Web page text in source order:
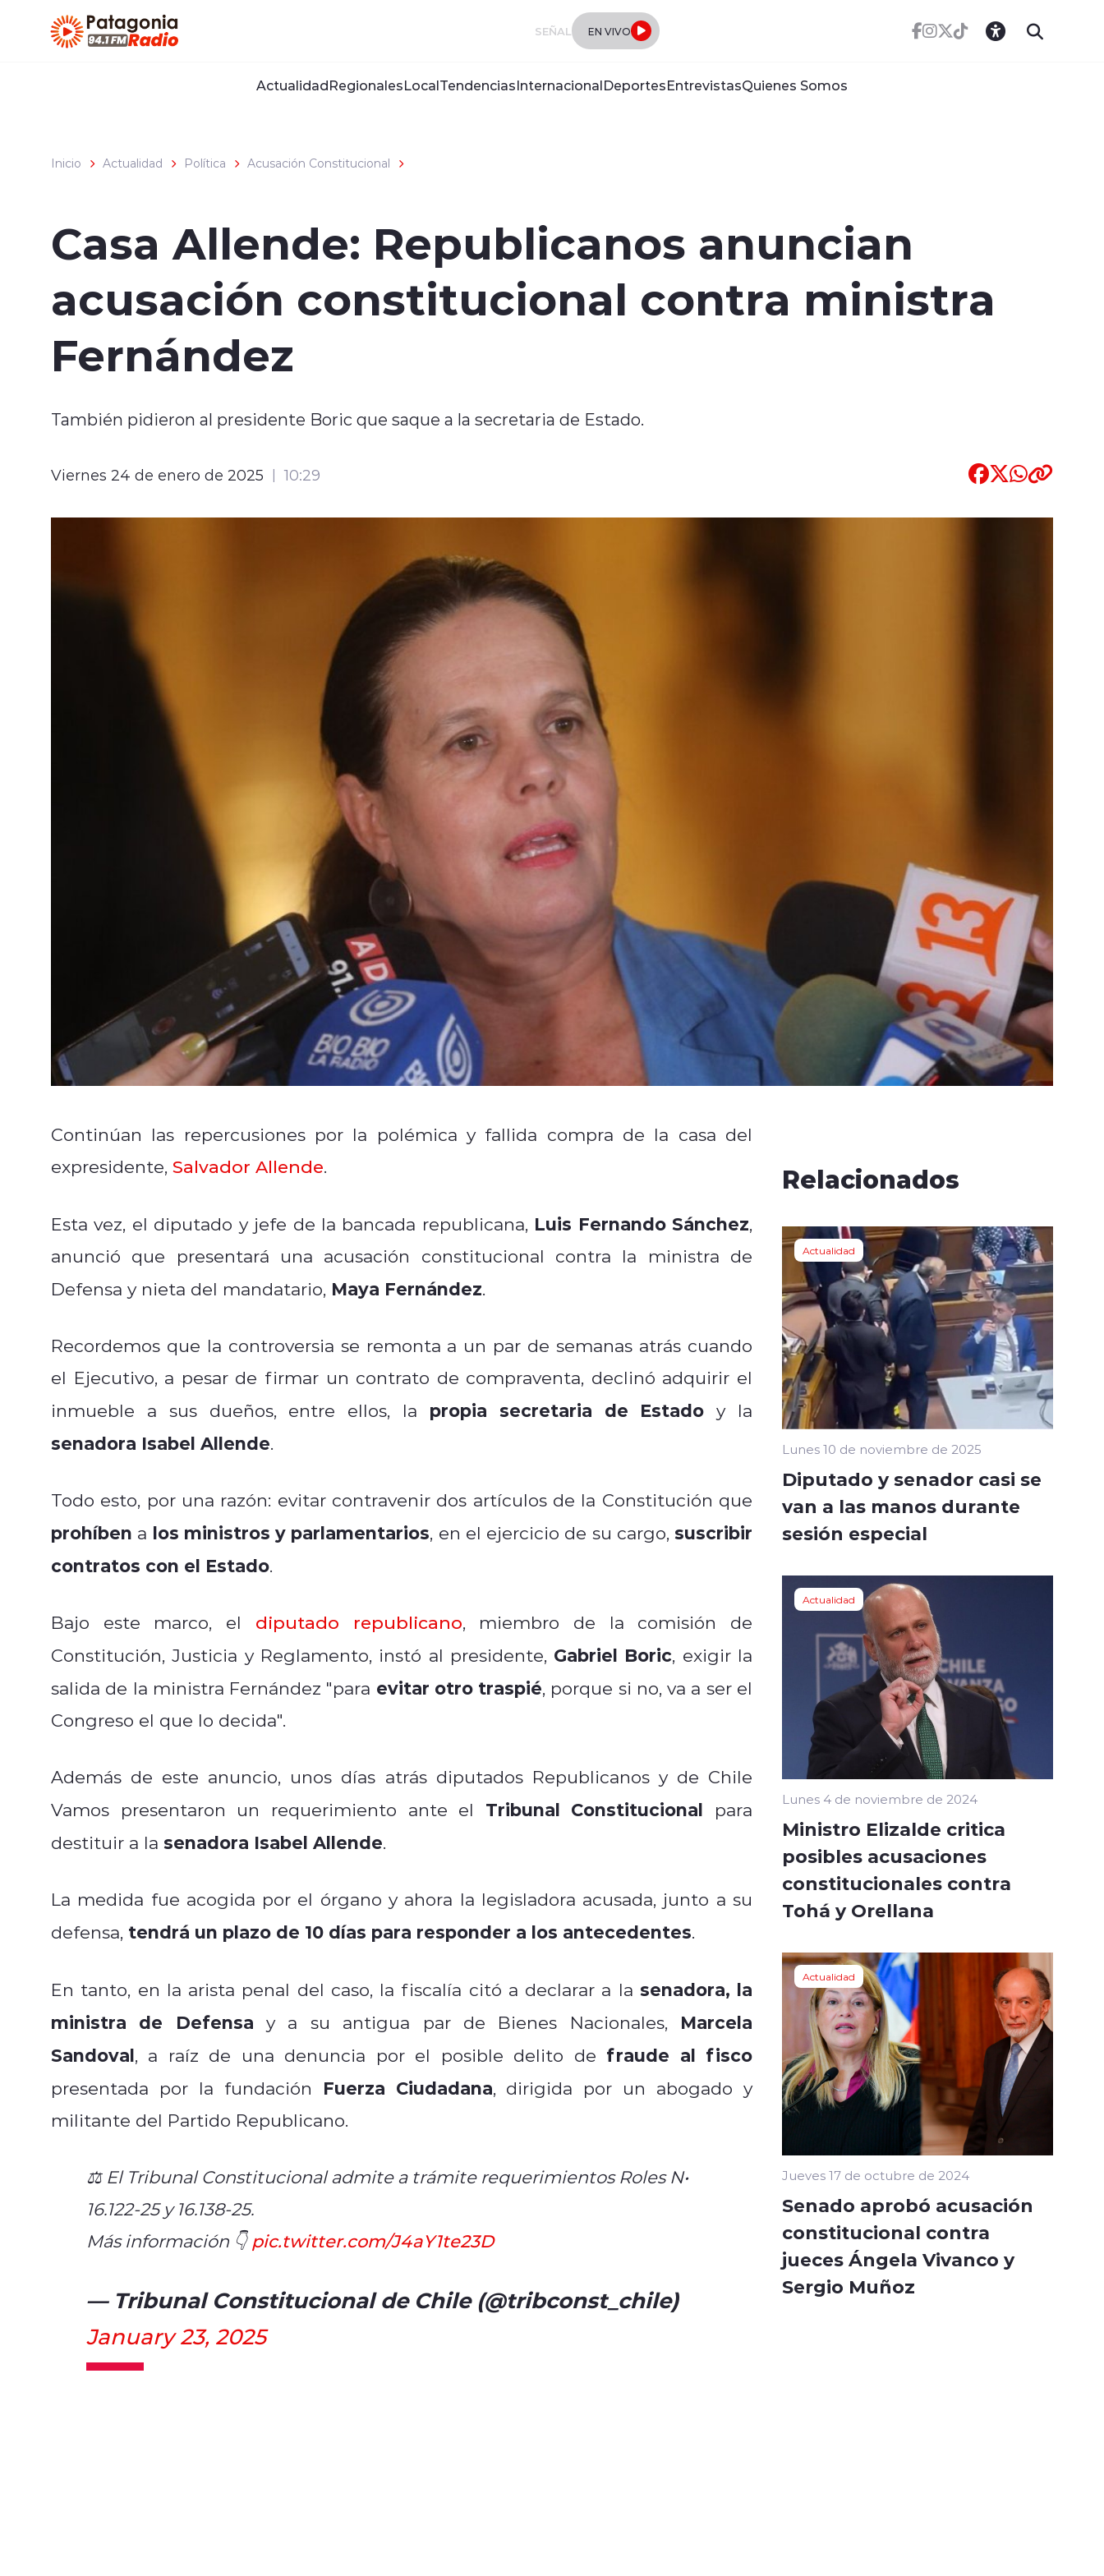
SEÑAL EN VIVO
ActualidadRegionalesLocalTendenciasInternacionalDeportesEntrevistasQuienes Somos
Inicio Actualidad Política Acusación Constitucional
Casa Allende: Republicanos anuncian
acusación constitucional contra ministra
Fernández
También pidieron al presidente Boric que saque a la secretaria de Estado.
Viernes 24 de enero de 2025 10:29
Continúan las repercusiones por la polémica y fallida compra de la casa del
expresidente, Salvador Allende.
Esta vez, el diputado y jefe de la bancada republicana, Luis Fernando Sánchez,
anunció que presentará una acusación constitucional contra la ministra de
Defensa y nieta del mandatario, Maya Fernández.
Recordemos que la controversia se remonta a un par de semanas atrás cuando
el Ejecutivo, a pesar de firmar un contrato de compraventa, declinó adquirir el
inmueble a sus dueños, entre ellos, la propia secretaria de Estado y la
senadora Isabel Allende.
Todo esto, por una razón: evitar contravenir dos artículos de la Constitución que
prohíben a los ministros y parlamentarios, en el ejercicio de su cargo, suscribir
contratos con el Estado.
Bajo este marco, el diputado republicano, miembro de la comisión de
Constitución, Justicia y Reglamento, instó al presidente, Gabriel Boric, exigir la
salida de la ministra Fernández "para evitar otro traspié, porque si no, va a ser el
Congreso el que lo decida".
Además de este anuncio, unos días atrás diputados Republicanos y de Chile
Vamos presentaron un requerimiento ante el Tribunal Constitucional para
destituir a la senadora Isabel Allende.
La medida fue acogida por el órgano y ahora la legisladora acusada, junto a su
defensa, tendrá un plazo de 10 días para responder a los antecedentes.
En tanto, en la arista penal del caso, la fiscalía citó a declarar a la senadora, la
ministra de Defensay a su antigua par de Bienes Nacionales, Marcela
Sandoval, a raíz de una denuncia por el posible delito de fraude al fisco
presentada por la fundación Fuerza Ciudadana, dirigida por un abogado y
militante del Partido Republicano.
⚖️ El Tribunal Constitucional admite a trámite requerimientos Roles N•
16.122-25 y 16.138-25.
Más información 👇 pic.twitter.com/J4aY1te23D
— Tribunal Constitucional de Chile (@tribconst_chile)
January 23, 2025
Relacionados
Actualidad
Lunes 10 de noviembre de 2025
Diputado y senador casi se
van a las manos durante
sesión especial
Actualidad
Lunes 4 de noviembre de 2024
Ministro Elizalde critica
posibles acusaciones
constitucionales contra
Tohá y Orellana
Actualidad
Jueves 17 de octubre de 2024
Senado aprobó acusación
constitucional contra
jueces Ángela Vivanco y
Sergio Muñoz